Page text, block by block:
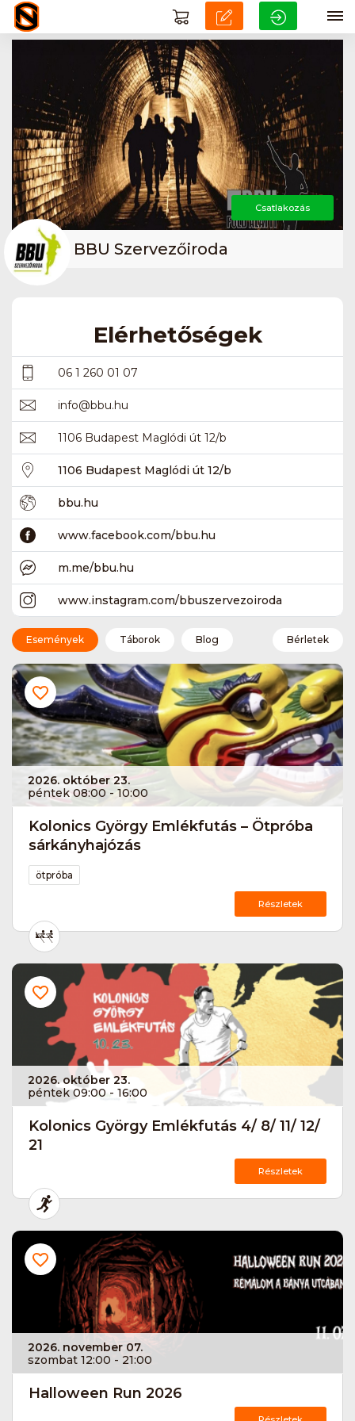
Csatlakozás
BBU Szervezőiroda
Elérhetőségek
06 1 260 01 07
info@bbu.hu
1106 Budapest Maglódi út 12/b
1106 Budapest Maglódi út 12/b
bbu.hu
www.facebook.com/bbu.hu
m.me/bbu.hu
www.instagram.com/bbuszervezoiroda
Bérletek
Események Táborok Blog
2026. október 23.
péntek 08:00 - 10:00
Kolonics György Emlékfutás – Ötpróba
sárkányhajózás
ötpróba
Részletek
2026. október 23.
péntek 09:00 - 16:00
Kolonics György Emlékfutás 4/ 8/ 11/ 12/
21
Részletek
2026. november 07.
szombat 12:00 - 21:00
Halloween Run 2026